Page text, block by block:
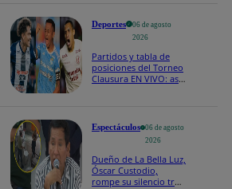
Deportes
06 de agosto
2026
Partidos y tabla de
posiciones del Torneo
Clausura EN VIVO: así
Espectáculos
06 de agosto
2026
Dueño de La Bella Luz,
Óscar Custodio,
rompe su silencio tras